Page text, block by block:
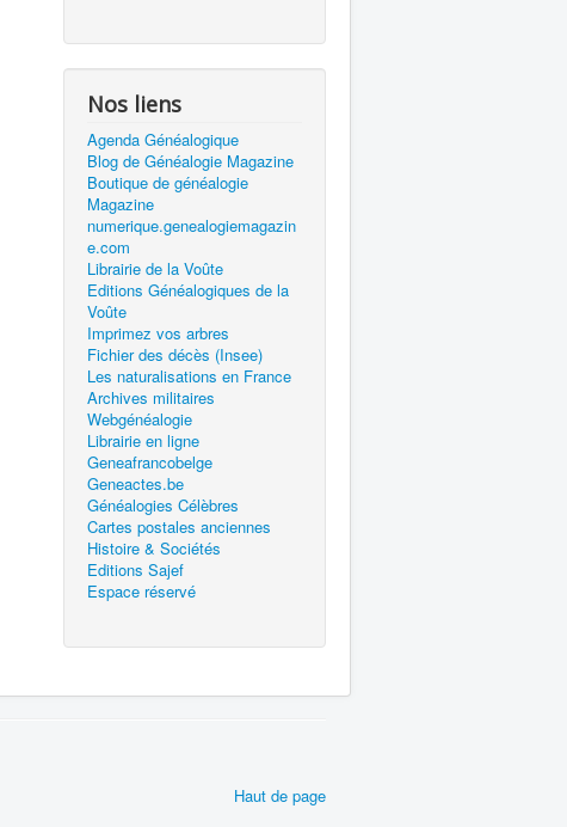
Nos liens
Agenda Généalogique
Blog de Généalogie Magazine
Boutique de généalogie
Magazine
numerique.genealogiemagazin
e.com
Librairie de la Voûte
Editions Généalogiques de la
Voûte
Imprimez vos arbres
Fichier des décès (Insee)
Les naturalisations en France
Archives militaires
Webgénéalogie
Librairie en ligne
Geneafrancobelge
Geneactes.be
Généalogies Célèbres
Cartes postales anciennes
Histoire & Sociétés
Editions Sajef
Espace réservé
Haut de page